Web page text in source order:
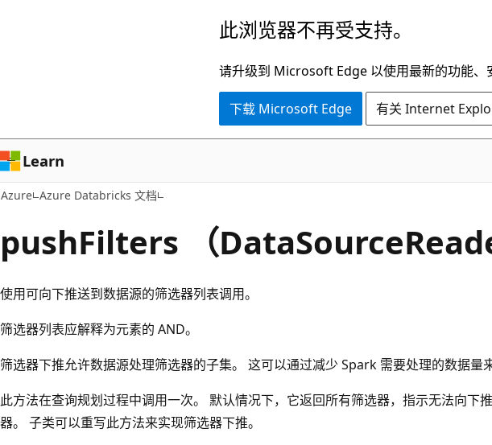
容
此浏览器不再受支持。
请升级到 Microsoft Edge 以使用最新的功能、
下载 Microsoft Edge 有关 Internet
Learn
Azure Azure Databricks 文档
pushFilters （
使用可向下推送到数据源的筛选器列表调用。
筛选器列表应解释为元素的 AND。
筛选器下推允许数据源处理筛选器的子集。 这可以通过减少 Spark 需要处理的数据量
此方法在查询规划过程中调用一次。 默认情况下，它返回所有筛选器，指示无法向下
器。 子类可以重写此方法来实现筛选器下推。